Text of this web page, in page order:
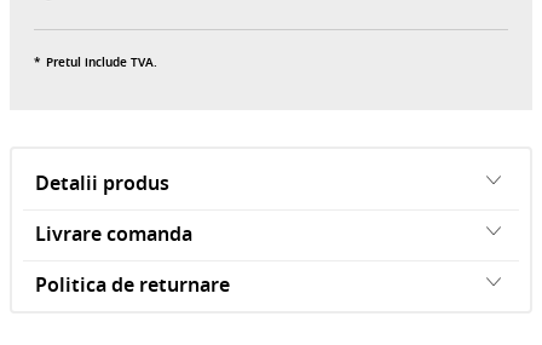
Pretul include TVA.
Detalii produs
Livrare comanda
Politica de returnare